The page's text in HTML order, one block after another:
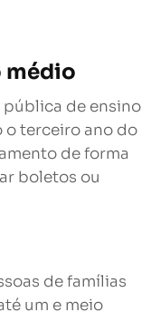
médio
de ensino
o terceiro ano do
de forma
boletos ou
de famílias
um e meio